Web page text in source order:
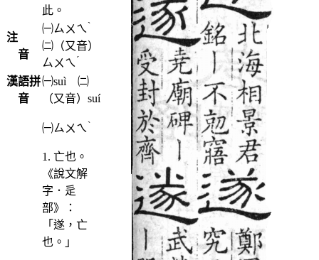
此。
注
音
㈠ㄙㄨㄟ ˋ
㈡（又音）
ㄙㄨㄟ ˊ
漢語拼
音
㈠suì ㈡
（又音）suí
㈠ㄙㄨㄟ ˋ
1. 亡也。
《說文解
字．辵
部》：
「遂，亡
也。」